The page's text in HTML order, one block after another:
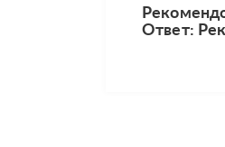
Ответ: